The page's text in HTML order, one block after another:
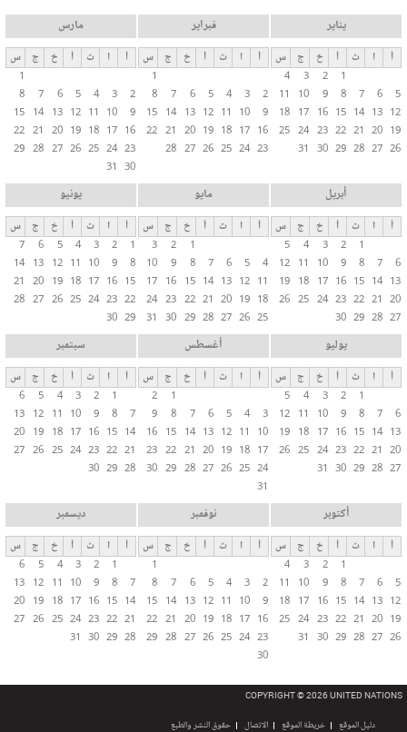
ب
ا
ت
ا
ل
أ
س
ا
س
ي
ة
يناير
أ ا ث أ خ ج
س
1
2
3
4
5
6
7
8
9
10
11
12
13
14
15
16
17
18
19
20
21
22
23
24
25
26
27
28
29
30
31
فبراير
أ ا ث أ خ ج
س
1
2
3
4
5
6
7
8
9
10
11
12
13
14
15
16
17
18
19
20
21
22
23
24
25
26
27
28
مارس
أ ا ث أ خ ج
س
1
2
3
4
5
6
7
8
9
10
11
12
13
14
15
16
17
18
19
20
21
22
23
24
25
26
27
28
29
30
31
أبريل
أ ا ث أ خ ج
س
1
2
3
4
5
6
7
8
9
10
11
12
13
14
15
16
17
18
19
20
21
22
23
24
25
26
27
28
29
30
مايو
أ ا ث أ خ ج
س
1
2
3
4
5
6
7
8
9
10
11
12
13
14
15
16
17
18
19
20
21
22
23
24
25
26
27
28
29
30
31
يونيو
أ ا ث أ خ ج
س
1
2
3
4
5
6
7
8
9
10
11
12
13
14
15
16
17
18
19
20
21
22
23
24
25
26
27
28
29
30
يوليو
أ ا ث أ خ ج
س
1
2
3
4
5
6
7
8
9
10
11
12
13
14
15
16
17
18
19
20
21
22
23
24
25
26
27
28
29
30
31
أغسطس
أ ا ث أ خ ج
س
1
2
3
4
5
6
7
8
9
10
11
12
13
14
15
16
17
18
19
20
21
22
23
24
25
26
27
28
29
30
31
سبتمبر
أ ا ث أ خ ج
س
1
2
3
4
5
6
7
8
9
10
11
12
13
14
15
16
17
18
19
20
21
22
23
24
25
26
27
28
29
30
أكتوبر
أ ا ث أ خ ج
س
1
2
3
4
5
6
7
8
9
10
11
12
13
14
15
16
17
18
19
20
21
22
23
24
25
26
27
28
29
30
31
نوفمبر
أ ا ث أ خ ج
س
1
2
3
4
5
6
7
8
9
10
11
12
13
14
15
16
17
18
19
20
21
22
23
24
25
26
27
28
29
30
ديسمبر
أ ا ث أ خ ج
س
1
2
3
4
5
6
7
8
9
10
11
12
13
14
15
16
17
18
19
20
21
22
23
24
25
26
27
28
29
30
31
COPYRIGHT © 2026 UNITED NATIONS
دليل الموقع خريطة الموقع الاتصال حقوق النشر والطبع